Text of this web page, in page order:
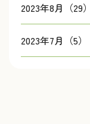
2023年8月（29）
2023年7月（5）